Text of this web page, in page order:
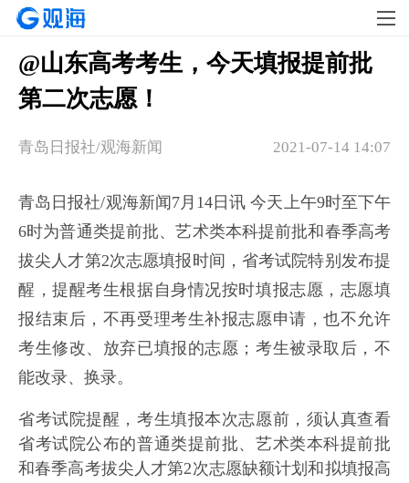
@山东高考考生，今天填报提前批
第二次志愿！
2021-07-14 14:07
青岛日报社/观海新闻
青岛日报社/观海新闻7月14日讯 今天上午9时至下午
6时为普通类提前批、艺术类本科提前批和春季高考
拔尖人才第2次志愿填报时间，省考试院特别发布提
醒，提醒考生根据自身情况按时填报志愿，志愿填
报结束后，不再受理考生补报志愿申请，也不允许
考生修改、放弃已填报的志愿；考生被录取后，不
能改录、换录。
省考试院提醒，考生填报本次志愿前，须认真查看
省考试院公布的普通类提前批、艺术类本科提前批
和春季高考拔尖人才第2次志愿缺额计划和拟填报高